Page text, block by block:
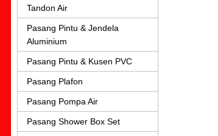
Tandon Air
Pasang Pintu & Jendela
Aluminium
Pasang Pintu & Kusen PVC
Pasang Plafon
Pasang Pompa Air
Pasang Shower Box Set